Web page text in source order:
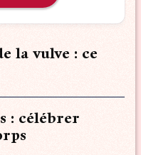
la vulve : ce
: célébrer